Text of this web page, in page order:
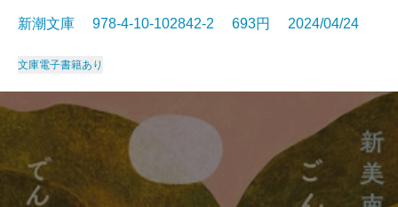
新潮文庫 978-4-10-102842-2 693円 2024/04/24
文庫電子書籍あり